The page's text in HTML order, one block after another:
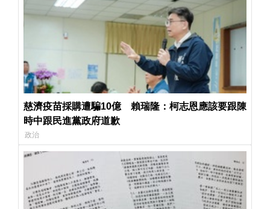
慈濟疫苗採購遭騙10億 賴瑞隆：柯志恩應該要跟陳
時中跟民進黨政府道歉
政治